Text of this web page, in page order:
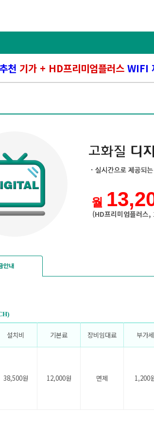
천 기가 + HD프리미엄플러스 WIFI
월
(HD프리미엄플러스
설치비 기본료 장비임대료 부가세
38,500원 12,000원 면제 1,200